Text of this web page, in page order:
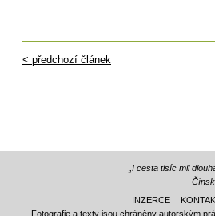
< předchozí článek
„I cesta tisíc mil
INZERCE
Fotografie a texty jsou chráněny autorským